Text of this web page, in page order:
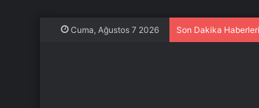
Cuma, Ağustos 7 2026 Son Dakika Haberleri